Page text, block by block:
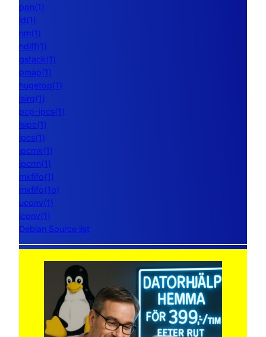
pon(1)
ld(1)
nm(1)
ndiff(1)
gstack(1)
pmap(1)
hugetop(1)
lsirq(1)
pcp-ipcs(1)
lsipc(1)
ipcs(1)
ipcmk(1)
ipcrm(1)
mkfifo(1)
mkfifo(1p)
uconv(1)
iconv(1)
Debian Source list